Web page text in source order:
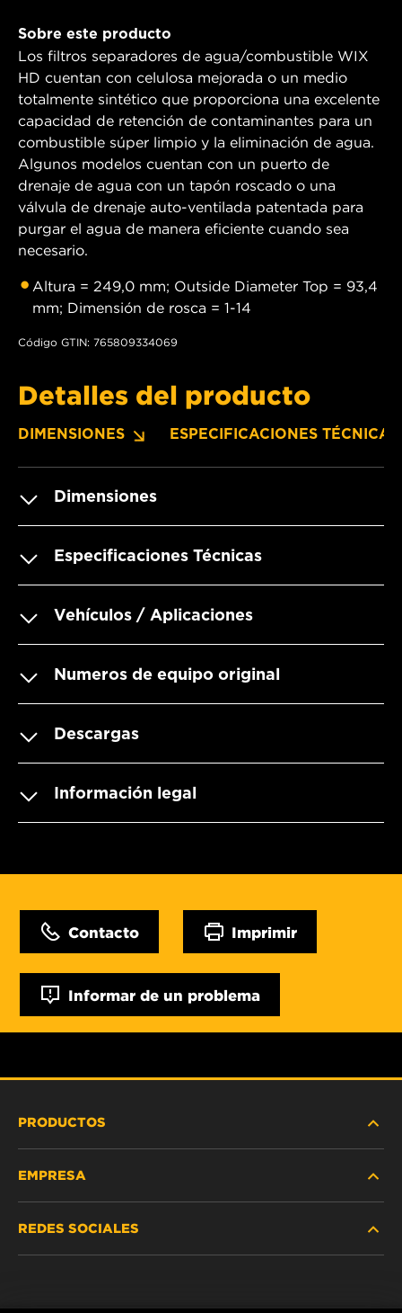
Sobre este producto
Los filtros separadores de agua/combustible WIX
HD cuentan con celulosa mejorada o un medio
totalmente sintético que proporciona una excelente
capacidad de retención de contaminantes para un
combustible súper limpio y la eliminación de agua.
Algunos modelos cuentan con un puerto de
drenaje de agua con un tapón roscado o una
válvula de drenaje auto-ventilada patentada para
purgar el agua de manera eficiente cuando sea
necesario.
Altura = 249,0 mm; Outside Diameter Top = 93,4
mm; Dimensión de rosca = 1-14
Código GTIN: 765809334069
Detalles del producto
DIMENSIONES ESPECIFICACIONES TÉCNICAS
Dimensiones
Especificaciones Técnicas
Vehículos / Aplicaciones
Numeros de equipo original
Descargas
Información legal
Contacto Imprimir
Informar de un problema
PRODUCTOS
VEHÍCULOS LIVIANOS Y COMERCIALES
EMPRESA
REDES SOCIALES